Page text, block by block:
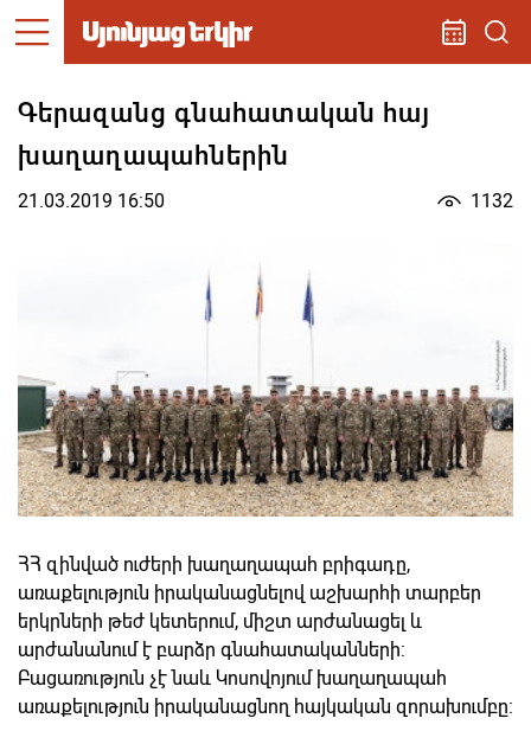
Գերազանց գնահատական հայ
խաղաղապահներին
21.03.2019 16:50 1132
ՀՀ զինված ուժերի խաղաղապահ բրիգադը,
առաքելություն իրականացնելով աշխարհի տարբեր
երկրների թեժ կետերում, միշտ արժանացել և
արժանանում է բարձր գնահատականների:
Բացառություն չէ նաև Կոսովոյում խաղաղապահ
առաքելություն իրականացնող հայկական զորախումբը: